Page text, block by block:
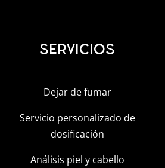
SERVICIOS
Dejar de fumar
Servicio personalizado de
dosificación
Análisis piel y cabello